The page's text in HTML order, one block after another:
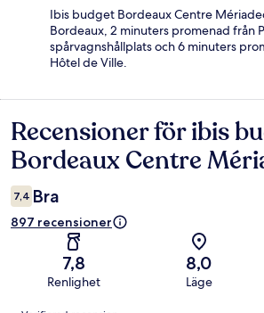
Ibis budget Bordeaux Centre
Bordeaux, 2 minuters promenad från
spårvagnshållplats och 6 minuters
Hôtel de Ville.
Recensioner
Recensioner för ibis
Bordeaux Centre
7,4 Bra
897 recensioner
7,8
Renlighet
8,0
Läge